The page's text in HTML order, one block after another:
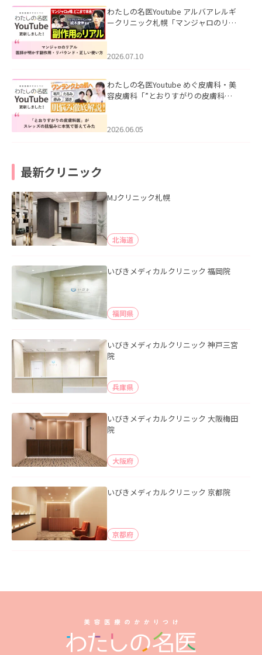
わたしの名医Youtube アルバアレルギ
ークリニック札幌「マンジャロのリア
た。
2026.07.10
わたしの名医Youtube めぐ皮膚科・美
容皮膚科「”とおりすがりの皮膚科
2026.06.05
最新クリニック
MJクリニック札幌
北海道
いびきメディカルクリニック 福岡院
福岡県
いびきメディカルクリニック 神戸三宮
院
兵庫県
いびきメディカルクリニック 大阪梅田
院
大阪府
いびきメディカルクリニック 京都院
京都府